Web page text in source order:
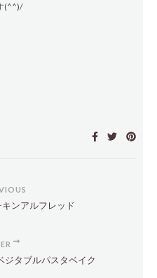
(^^)/
キンアルフレッド
ベジタブルパスタベイク